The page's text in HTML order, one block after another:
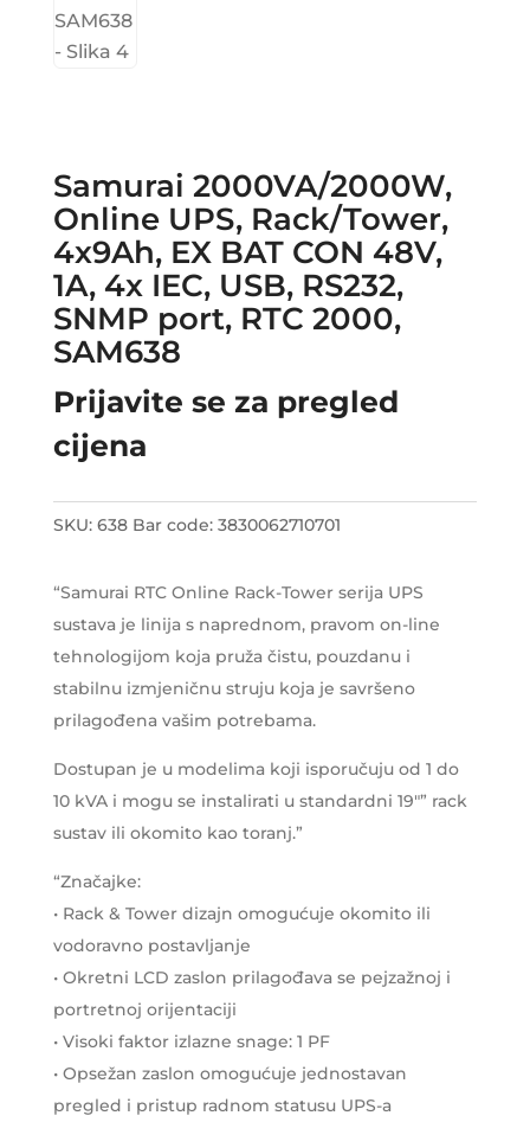
Samurai 2000VA/2000W,
Online UPS, Rack/Tower,
4x9Ah, EX BAT CON 48V,
1A, 4x IEC, USB, RS232,
SNMP port, RTC 2000,
SAM638
Prijavite se za pregled
cijena
SKU: 638 Bar code: 3830062710701
“Samurai RTC Online Rack-Tower serija UPS
sustava je linija s naprednom, pravom on-line
tehnologijom koja pruža čistu, pouzdanu i
stabilnu izmjeničnu struju koja je savršeno
prilagođena vašim potrebama.
Dostupan je u modelima koji isporučuju od 1 do
10 kVA i mogu se instalirati u standardni 19″” rack
sustav ili okomito kao toranj.”
“Značajke:
• Rack & Tower dizajn omogućuje okomito ili
vodoravno postavljanje
• Okretni LCD zaslon prilagođava se pejzažnoj i
portretnoj orijentaciji
• Visoki faktor izlazne snage: 1 PF
• Opsežan zaslon omogućuje jednostavan
pregled i pristup radnom statusu UPS-a